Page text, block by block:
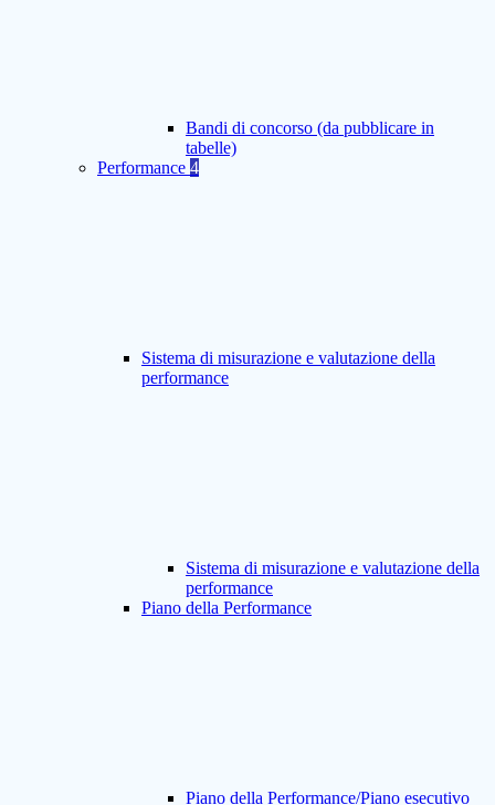
Bandi di concorso (da pubblicare in
tabelle)
Performance 4
Sistema di misurazione e valutazione della
performance
Sistema di misurazione e valutazione della
performance
Piano della Performance
Piano della Performance/Piano esecutivo